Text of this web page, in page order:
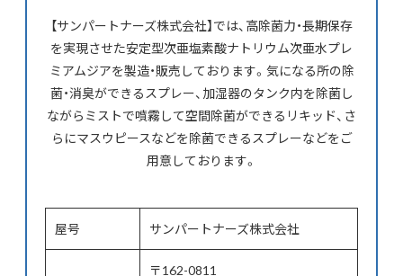
【サンパートナーズ株式会社】では、高除菌力・長期保存
を実現させた安定型次亜塩素酸ナトリウム次亜水プレ
ミアムジアを製造・販売しております。気になる所の除
菌・消臭ができるスプレー、加湿器のタンク内を除菌し
ながらミストで噴霧して空間除菌ができるリキッド、さ
らにマスウピースなどを除菌できるスプレーなどをご
用意しております。
屋号 サンパートナーズ株式会社
〒162-0811